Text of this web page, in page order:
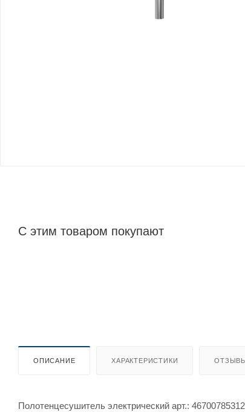
С этим товаром покупают
ОПИСАНИЕ ХАРАКТЕРИСТИКИ ОТЗЫВЫ
Полотенцесушитель электрический арт.: